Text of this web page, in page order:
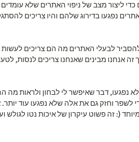
ליצור מצב של ניפוי האתרים שלא עומדים
של הגולש וכתוצעה מכך יותר מ90% מהאתרים נפגעו בדירוג שלהם
לבעלי האתרים מה הם צריכים לעשות
אנחנו מבינים שאנחנו צריכים לנסות,
נפגעו, דבר שאיפשר לי לבחון ולראות מה
לשפר וחזק גם את אלה שלא נפגעו עוד
(: זה פשוט עיקרון של איכות נטו לגולש